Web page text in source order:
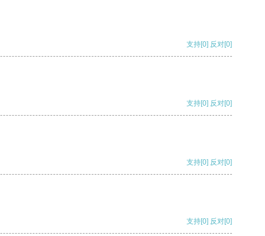
支持[0] 反对[0]
支持[0] 反对[0]
支持[0] 反对[0]
支持[0] 反对[0]